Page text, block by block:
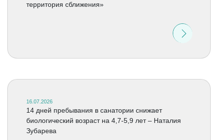
территория сближения»
16.07.2026
14 дней пребывания в санатории снижает
биологический возраст на 4,7-5,9 лет – Наталия
Зубарева